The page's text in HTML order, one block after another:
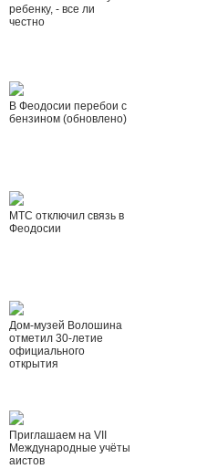
ребенку, - все ли
честно
В Феодосии перебои с
бензином (обновлено)
МТС отключил связь в
Феодосии
Дом-музей Волошина
отметил 30-летие
официального
открытия
Приглашаем на VII
Международные учёты
аистов